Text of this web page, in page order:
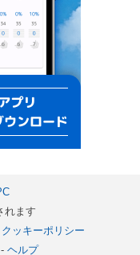
れます
クッキーポリシー
ヘルプ